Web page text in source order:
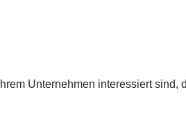
Unternehmen interessiert sind,